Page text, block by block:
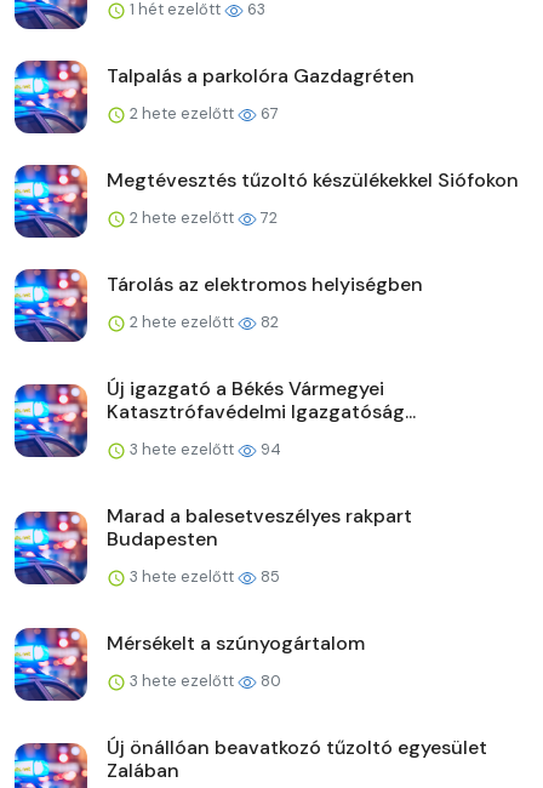
1 hét ezelőtt 63
Talpalás a parkolóra Gazdagréten
2 hete ezelőtt 67
Megtévesztés tűzoltó készülékekkel Siófokon
2 hete ezelőtt 72
Tárolás az elektromos helyiségben
2 hete ezelőtt 82
Új igazgató a Békés Vármegyei
Katasztrófavédelmi Igazgatóság...
3 hete ezelőtt 94
Marad a balesetveszélyes rakpart
Budapesten
3 hete ezelőtt 85
Mérsékelt a szúnyogártalom
3 hete ezelőtt 80
Új önállóan beavatkozó tűzoltó egyesület
Zalában